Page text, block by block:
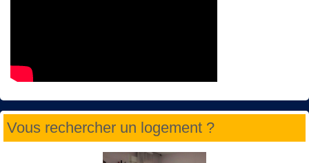
Vous rechercher un logement ?